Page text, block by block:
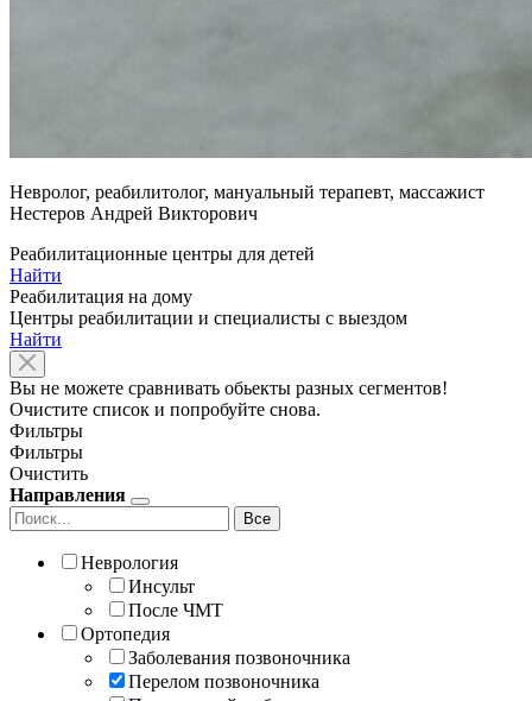
Невролог, реабилитолог, мануальный терапевт, массажист
Нестеров Андрей Викторович
Реабилитационные центры для детей
Найти
Реабилитация на дому
Центры реабилитации и специалисты с выездом
Найти
Вы не можете сравнивать обьекты разных сегментов!
Очистите список и попробуйте снова.
Фильтры
Фильтры
Очистить
Направления
Все
Неврология
Инсульт
После ЧМТ
Ортопедия
Заболевания позвоночника
Перелом позвоночника